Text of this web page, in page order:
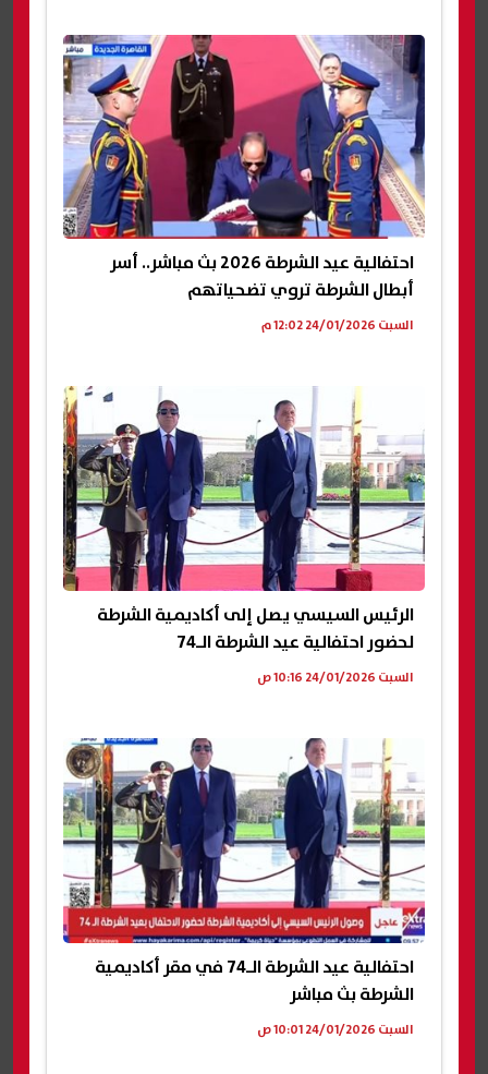
احتفالية عيد الشرطة 2026 بث مباشر.. أسر
أبطال الشرطة تروي تضحياتهم
السبت 24/01/2026 12:02 م
الرئيس السيسي يصل إلى أكاديمية الشرطة
لحضور احتفالية عيد الشرطة الـ74
السبت 24/01/2026 10:16 ص
احتفالية عيد الشرطة الـ74 في مقر أكاديمية
الشرطة بث مباشر
السبت 24/01/2026 10:01 ص